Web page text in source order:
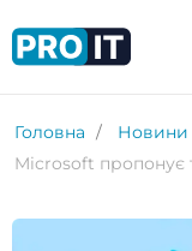
Головна
Новини